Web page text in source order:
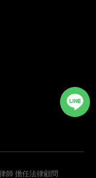
師 擔任法律顧問